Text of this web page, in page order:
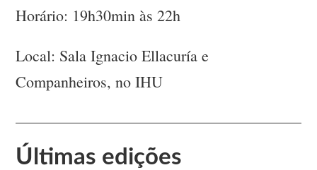
Horário: 19h30min às 22h
Local: Sala Ignacio Ellacuría e
Companheiros, no IHU
Últimas edições